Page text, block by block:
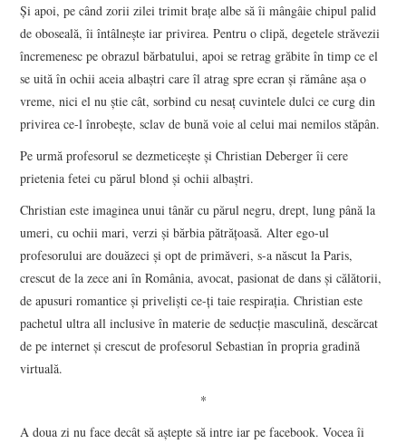
Şi apoi, pe când zorii zilei trimit braţe albe să îi mângâie chipul palid
de oboseală, îi întâlneşte iar privirea. Pentru o clipă, degetele străvezii
încremenesc pe obrazul bărbatului, apoi se retrag grăbite în timp ce el
se uită în ochii aceia albaştri care îl atrag spre ecran şi rămâne aşa o
vreme, nici el nu ştie cât, sorbind cu nesaţ cuvintele dulci ce curg din
privirea ce-l înrobeşte, sclav de bună voie al celui mai nemilos stăpân.
Pe urmă profesorul se dezmeticeşte şi Christian Deberger îi cere
prietenia fetei cu părul blond şi ochii albaştri.
Christian este imaginea unui tânăr cu părul negru, drept, lung până la
umeri, cu ochii mari, verzi şi bărbia pătrăţoasă. Alter ego-ul
profesorului are douăzeci şi opt de primăveri, s-a născut la Paris,
crescut de la zece ani în România, avocat, pasionat de dans şi călătorii,
de apusuri romantice şi privelişti ce-ţi taie respiraţia. Christian este
pachetul ultra all inclusive în materie de seducţie masculină, descărcat
de pe internet şi crescut de profesorul Sebastian în propria gradină
virtuală.
*
A doua zi nu face decât să aştepte să intre iar pe facebook. Vocea îi